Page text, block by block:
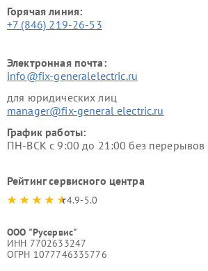
Горячая линия:
+7 (846) 219-26-53
Электронная почта:
info@fix-generalelectric.ru
для юридических лиц
manager@fix-general electric.ru
График работы:
ПН-ВСК с 9:00 до 21:00 без
Рейтинг сервисного центра
4.9-5.0
ООО "Русервис"
ИНН 7702633247
ОГРН 1077746335776